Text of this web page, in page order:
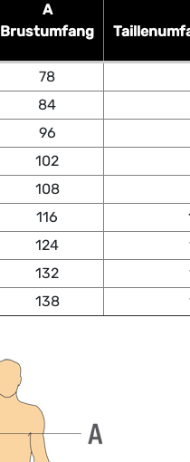
A
Brustumfang
78
84
96
102
108
116
124
132
138